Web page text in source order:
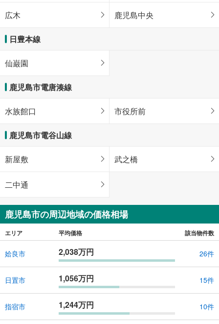
広木 鹿児島中央
日豊本線
仙巌園
鹿児島市電唐湊線
水族館口 市役所前
鹿児島市電谷山線
新屋敷 武之橋
二中通
鹿児島市の周辺地域の価格相場
エリア 平均価格 該当物件数
姶良市 2,038万円 26件
日置市 1,056万円 15件
指宿市 1,244万円 10件